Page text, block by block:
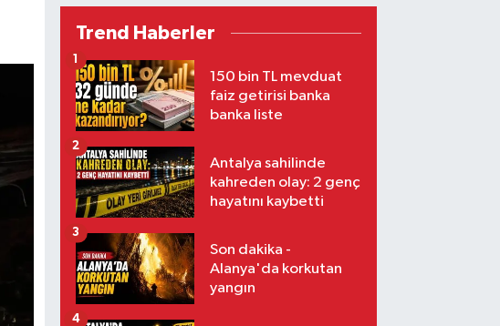
Trend Haberler
150 bin TL mevduat
faiz getirisi banka
banka liste
1
Antalya sahilinde
kahreden olay: 2 genç
hayatını kaybetti
2
Son dakika -
Alanya'da korkutan
yangın
3
4